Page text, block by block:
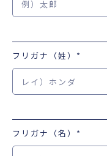
フリガナ（姓） *
フリガナ（名） *